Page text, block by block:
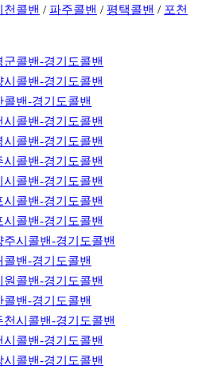
천콜밴 / 파주콜밴 / 평택콜밴 / 포천
군콜밴-경기도콜밴
시콜밴-경기도콜밴
콜밴-경기도콜밴
시콜밴-경기도콜밴
시콜밴-경기도콜밴
시콜밴-경기도콜밴
시콜밴-경기도콜밴
시콜밴-경기도콜밴
시콜밴-경기도콜밴
시콜밴-경기도콜밴
콜밴-경기도콜밴
원콜밴-경기도콜밴
콜밴-경기도콜밴
시콜밴-경기도콜밴
시콜밴-경기도콜밴
시콜밴-경기도콜밴